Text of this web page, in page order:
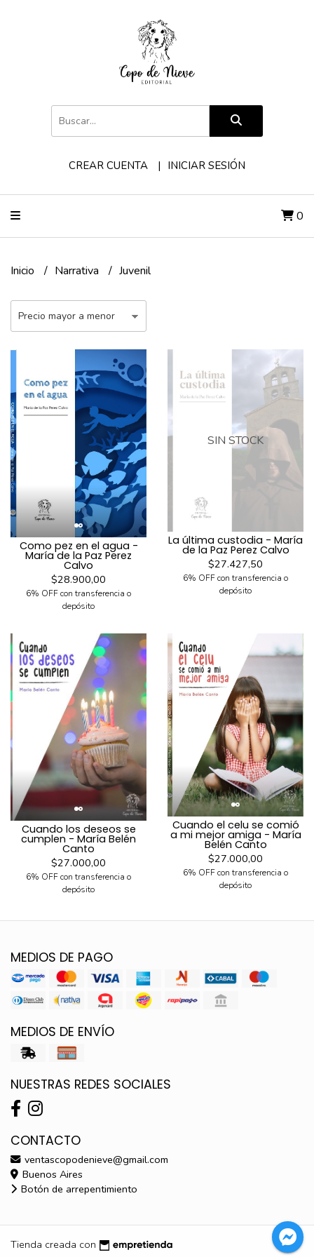
CREAR CUENTA INICIAR SESIÓN
0
Inicio Narrativa Juvenil
Como pez en el agua -
María de la Paz Perez
Calvo
$28.900,00
6% OFF con transferencia o
depósito
SIN STOCK
La última custodia - María
de la Paz Perez Calvo
$27.427,50
6% OFF con transferencia o
depósito
Cuando los deseos se
cumplen - María Belén
Canto
$27.000,00
6% OFF con transferencia o
depósito
Cuando el celu se comió
a mi mejor amiga - María
Belén Canto
$27.000,00
6% OFF con transferencia o
depósito
MEDIOS DE PAGO
MEDIOS DE ENVÍO
NUESTRAS REDES SOCIALES
CONTACTO
ventascopodenieve@gmail.com
Buenos Aires
Botón de arrepentimiento
Tienda creada con